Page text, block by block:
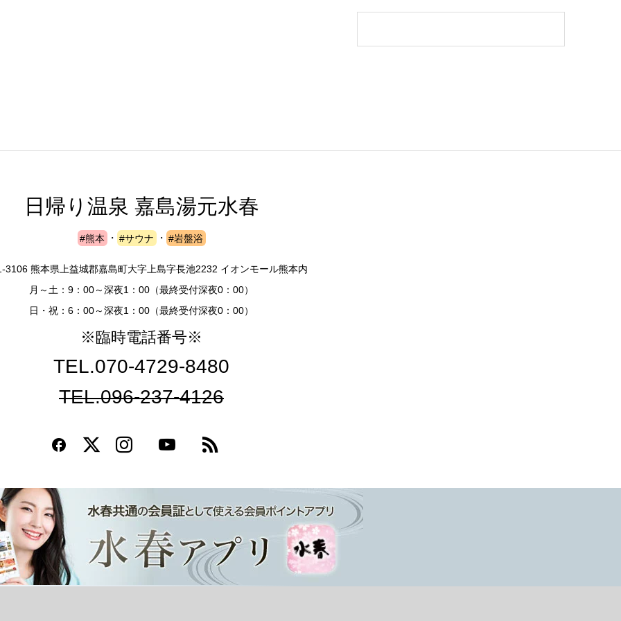
日帰り温泉 嘉島湯元水春
#熊本 ・ #サウナ ・ #岩盤浴
3106 熊本県上益城郡嘉島町大字上島字長池2232 イオンモール熊本内
月～土：9：00～深夜1：00（最終受付深夜0：00）
日・祝：6：00～深夜1：00（最終受付深夜0：00）
※臨時電話番号※
TEL.070-4729-8480
TEL.096-237-4126